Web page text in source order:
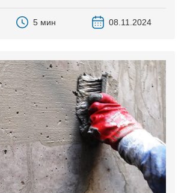
5 мин 08.11.2024